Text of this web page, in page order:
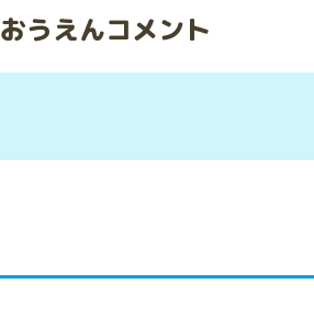
おうえんコメント